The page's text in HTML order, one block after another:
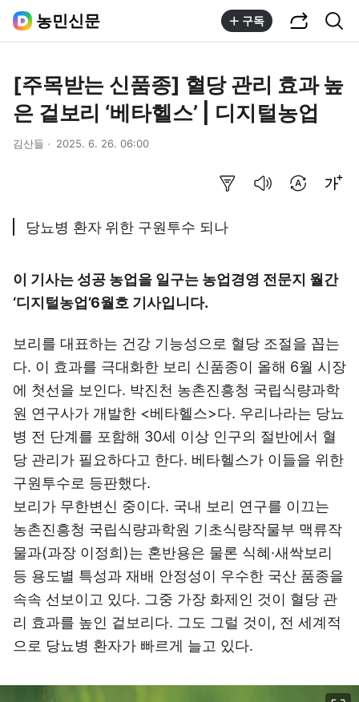
농민신문 구독
[주목받는 신품종] 혈당 관리 효과 높
은 겉보리 ‘베타헬스’ | 디지털농업
김산들 2025. 6. 26. 06:00
당뇨병 환자 위한 구원투수 되나
이 기사는 성공 농업을 일구는 농업경영 전문지 월간
‘디지털농업’6월호 기사입니다.
보리를 대표하는 건강 기능성으로 혈당 조절을 꼽는
다. 이 효과를 극대화한 보리 신품종이 올해 6월 시장
에 첫선을 보인다. 박진천 농촌진흥청 국립식량과학
원 연구사가 개발한 <베타헬스>다. 우리나라는 당뇨
병 전 단계를 포함해 30세 이상 인구의 절반에서 혈
당 관리가 필요하다고 한다. 베타헬스가 이들을 위한
구원투수로 등판했다.
보리가 무한변신 중이다. 국내 보리 연구를 이끄는
농촌진흥청 국립식량과학원 기초식량작물부 맥류작
물과(과장 이정희)는 혼반용은 물론 식혜·새싹보리
등 용도별 특성과 재배 안정성이 우수한 국산 품종을
속속 선보이고 있다. 그중 가장 화제인 것이 혈당 관
리 효과를 높인 겉보리다. 그도 그럴 것이, 전 세계적
으로 당뇨병 환자가 빠르게 늘고 있다.